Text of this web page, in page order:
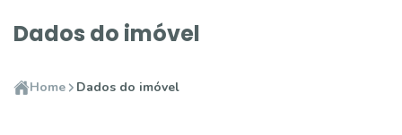
Dados do imóvel
Home Dados do imóvel